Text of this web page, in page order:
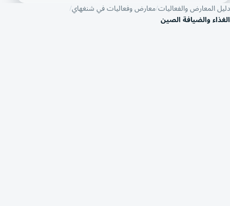
دليل المعارض والفعالياتمعارض وفعاليات في شنغهاي
الغذاء والضيافة الصين